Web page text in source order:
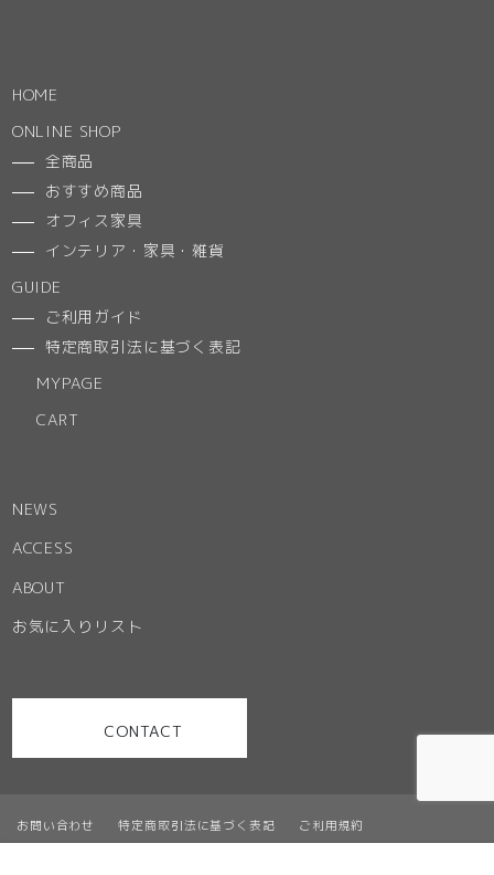
お問い合わせ 特定商取引法に基づく表記 ご利用規約
HOME
ONLINE SHOP
全商品
おすすめ商品
オフィス家具
インテリア・家具・雑貨
GUIDE
ご利用ガイド
特定商取引法に基づく表記
MYPAGE
CART
NEWS
ACCESS
ABOUT
お気に入りリスト
CONTACT